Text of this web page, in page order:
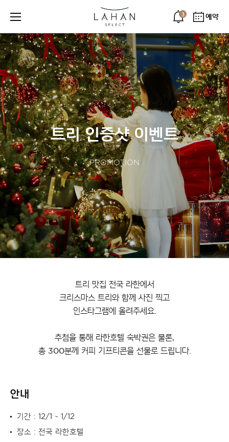
3 예약
트리 인증샷 이벤트
PROMOTION
트리 맛집 전국 라한에서
크리스마스 트리와 함께 사진 찍고
인스타그램에 올려주세요.
추첨을 통해 라한호텔 숙박권은 물론,
총 300분께 커피 기프티콘을 선물로 드립니다.
안내
기간 : 12/1 ~ 1/12
장소 : 전국 라한호텔